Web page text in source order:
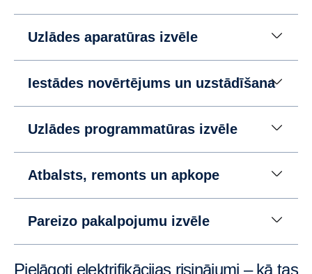
Uzlādes aparatūras izvēle
Iestādes novērtējums un uzstādīšana
Uzlādes programmatūras izvēle
Atbalsts, remonts un apkope
Pareizo pakalpojumu izvēle
Pielāgoti elektrifikācijas risinājumi – kā tas